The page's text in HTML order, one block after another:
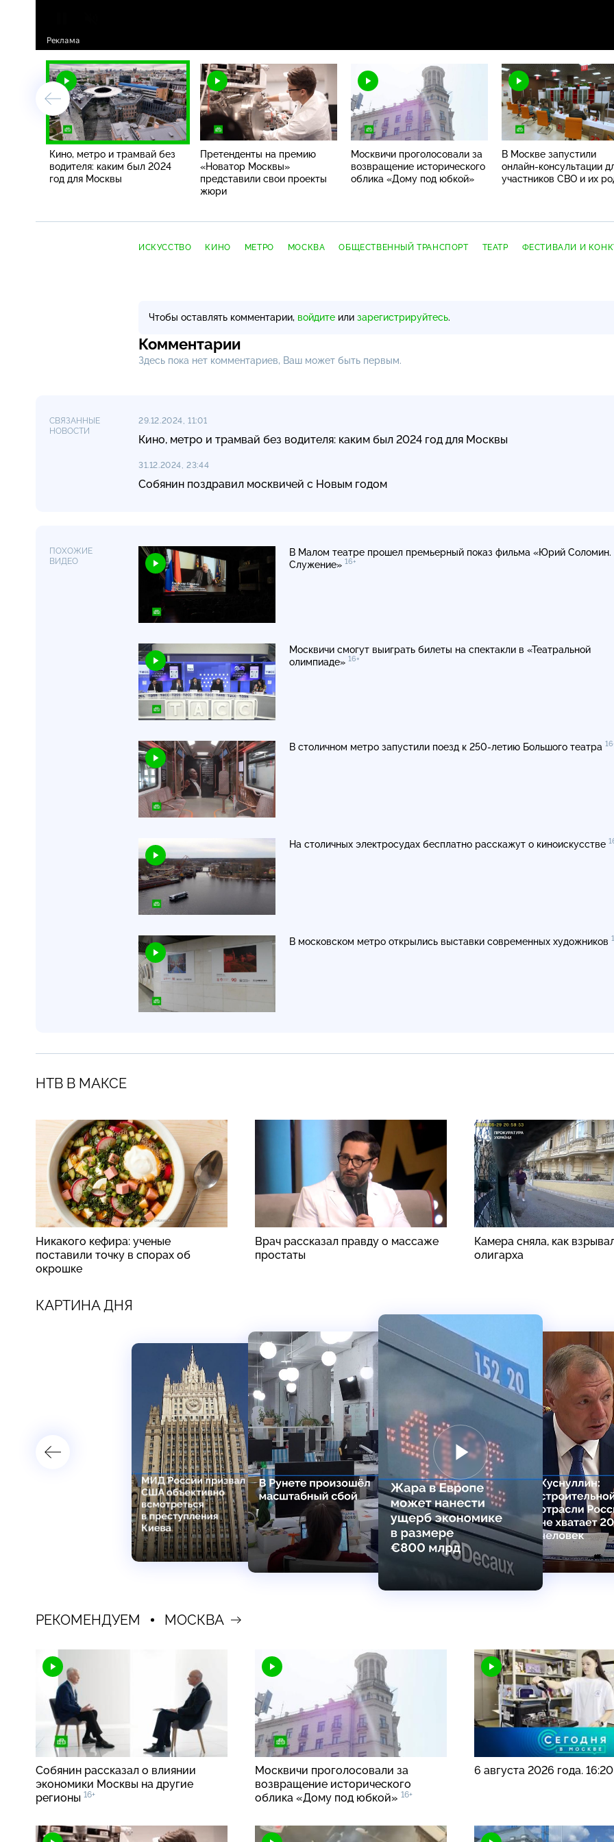
Кино, метро и трамвай без
водителя: каким был 2024
год для Москвы
Претенденты на премию
«Новатор Москвы»
представили свои проекты
жюри
Москвичи проголосовали за
возвращение исторического
облика «Дому под юбкой»
В Москве запустили
онлайн-консультации
участников СВО и их
ИСКУССТВО КИНО МЕТРО МОСКВА ОБЩЕСТВЕННЫЙ ТРАНСПОРТ ТЕАТР ФЕСТИВАЛИ И
Чтобы оставлять комментарии, войдите или зарегистрируйтесь.
Комментарии
Здесь пока нет комментариев, Ваш может быть первым.
СВЯЗАННЫЕ
НОВОСТИ
29.12.2024, 11:01
Кино, метро и трамвай без водителя: каким был 2024 год для Москвы
31.12.2024, 23:44
Собянин поздравил москвичей с Новым годом
ПОХОЖИЕ
ВИДЕО
В Малом театре прошел премьерный показ фильма «Юрий Соломин.
Служение» 16+
Москвичи смогут выиграть билеты на спектакли в «Театральной
олимпиаде» 16+
В столичном метро запустили поезд к 250-летию Большого театра
На столичных электросудах бесплатно расскажут о киноискусстве
В московском метро открылись выставки современных художников
НТВ В МАКСЕ
Никакого кефира: ученые
поставили точку в спорах об
окрошке
Врач рассказал правду о массаже
простаты
Камера сняла, как
олигарха
КАРТИНА ДНЯ
РЕКОМЕНДУЕМ МОСКВА
Собянин рассказал о влиянии
экономики Москвы на другие
регионы 16+
Москвичи проголосовали за
возвращение исторического
облика «Дому под юбкой» 16+
6 августа 2026 года.